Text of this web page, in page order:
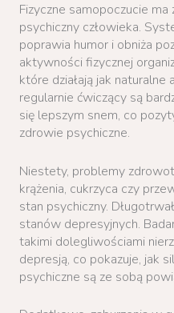
Fizyczne samopoczucie
psychiczny człowieka.
poprawia humor i obniża
aktywności fizycznej
które działają jak naturalne
regularnie ćwiczący są
się lepszym snem, co
zdrowie psychiczne.
Niestety, problemy
krążenia, cukrzyca czy
stan psychiczny.
stanów depresyjnych.
takimi dolegliwościami
depresją, co pokazuje, jak
psychiczne są ze sobą